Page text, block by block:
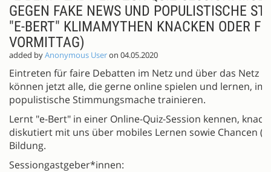
GEGEN FAKE NEWS UND POPULISTISCHE
"E-BERT" KLIMAMYTHEN KNACKEN ODER
VORMITTAG)
added byAnonymous Useron 04.05.2020
Eintreten für faire Debatten im Netz und über das Netz
können jetzt alle, die gerne online spielen und lernen, im
populistische Stimmungsmache trainieren.
Lernt "e-Bert" in einer Online-Quiz-Session kennen,
diskutiert mit uns über mobiles Lernen sowie Chancen
Bildung.
Sessiongastgeber*innen: